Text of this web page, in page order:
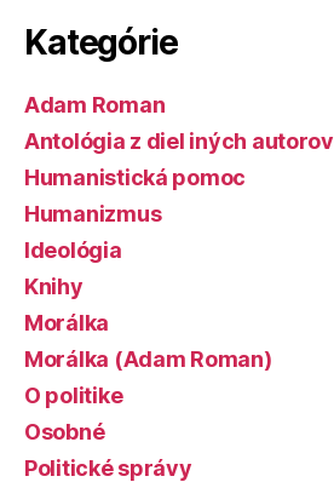
Kategórie
Adam Roman
Antológia z diel iných autorov
Humanistická pomoc
Humanizmus
Ideológia
Knihy
Morálka
Morálka (Adam Roman)
O politike
Osobné
Politické správy